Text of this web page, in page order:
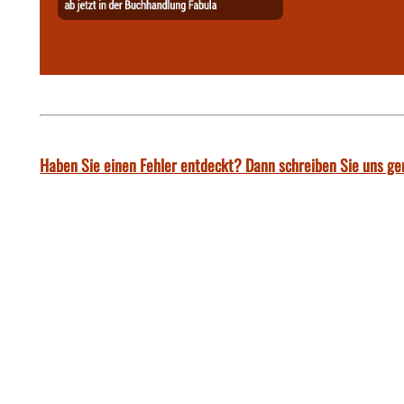
Haben Sie einen Fehler entdeckt? Dann schreiben Sie uns